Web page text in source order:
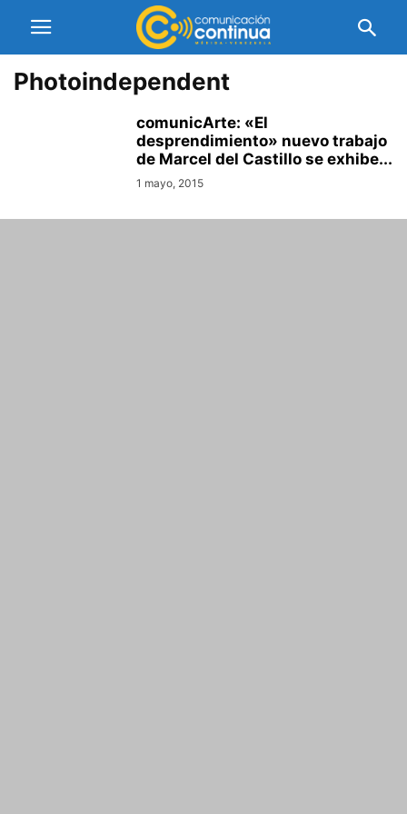
Photoindependent
comunicArte: «El
desprendimiento» nuevo trabajo
de Marcel del Castillo se exhibe...
1 mayo, 2015